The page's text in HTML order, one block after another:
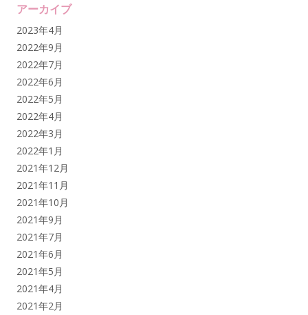
アーカイブ
2023年4月
2022年9月
2022年7月
2022年6月
2022年5月
2022年4月
2022年3月
2022年1月
2021年12月
2021年11月
2021年10月
2021年9月
2021年7月
2021年6月
2021年5月
2021年4月
2021年2月